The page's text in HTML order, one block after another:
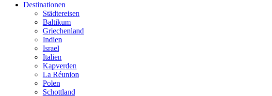
Destinationen
Städtereisen
Baltikum
Griechenland
Indien
Israel
Italien
Kapverden
La Réunion
Polen
Schottland